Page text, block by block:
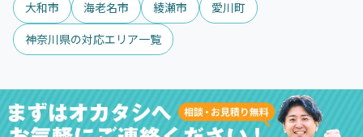
大和市 海老名市 綾瀬市
愛川町
神奈川県の対応エリア一覧